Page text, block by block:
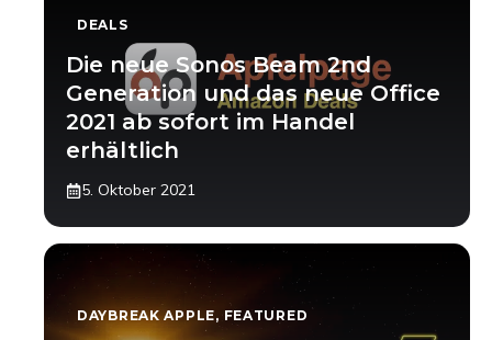
DEALS
Die neue Sonos Beam 2nd
Generation und das neue Office
2021 ab sofort im Handel
erhältlich
5. Oktober 2021
DAYBREAK APPLE, FEATURED